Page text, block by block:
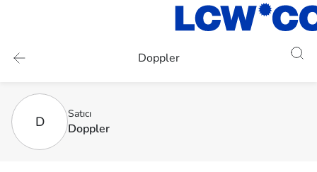
Doppler
D Satıcı
Doppler